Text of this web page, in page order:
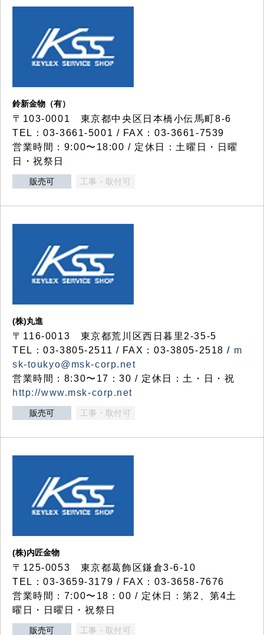
鈴新金物（有）
〒103-0001 東京都中央区日本橋小伝馬町8-6
TEL：03-3661-5001 / FAX：03-3661-7539
営業時間：9:00〜18:00 / 定休日：土曜日・日曜
日・祝祭日
販売可 工事・取付可
(株)丸進
〒116-0013 東京都荒川区西日暮里2-35-5
TEL：03-3805-2511 / FAX：03-3805-2518 / m
sk-toukyo@msk-corp.net
営業時間：8:30〜17：30 / 定休日：土・日・祝
http://www.msk-corp.net
販売可 工事・取付可
(株)内匠金物
〒125-0053 東京都葛飾区鎌倉3-6-10
TEL：03-3659-3179 / FAX：03-3658-7676
営業時間：7:00〜18：00 / 定休日：第2、第4土
曜日・日曜日・祝祭日
販売可 工事・取付可